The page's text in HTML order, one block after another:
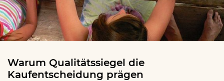
Warum Qualitätssiegel die
Kaufentscheidung prägen